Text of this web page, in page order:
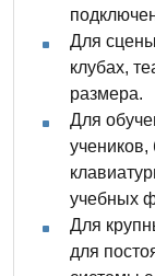
Для
клубах,
размера.
Для
учеников,
учебных
Для
для